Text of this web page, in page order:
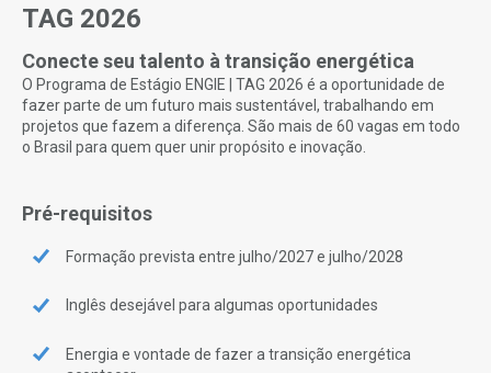
TAG 2026
Conecte seu talento à transição energética
O Programa de Estágio ENGIE | TAG 2026 é a oportunidade de
fazer parte de um futuro mais sustentável, trabalhando em
projetos que fazem a diferença. São mais de 60 vagas em todo
o Brasil para quem quer unir propósito e inovação.
Pré-requisitos
Formação prevista entre julho/2027 e julho/2028
Inglês desejável para algumas oportunidades
Energia e vontade de fazer a transição energética